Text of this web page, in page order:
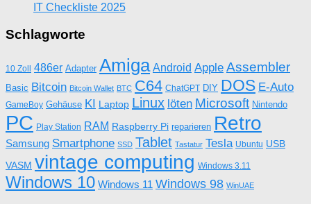
IT Checkliste 2025
Schlagworte
10 Zoll 486er Adapter Amiga Android Apple Assembler
Basic Bitcoin Bitcoin Wallet BTC C64 ChatGPT DIY DOS E-Auto
GameBoy Gehäuse KI Laptop Linux löten Microsoft Nintendo
PC Play Station RAM Raspberry Pi reparieren Retro
Samsung Smartphone SSD Tablet Tastatur Tesla Ubuntu USB
VASM vintage computing Windows 3.11
Windows 10 Windows 11 Windows 98 WinUAE